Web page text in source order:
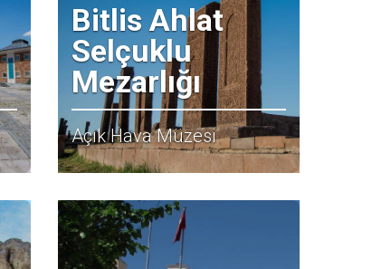
Bitlis Ahlat
Selçuklu
Mezarlığı
Açık Hava Müzesi